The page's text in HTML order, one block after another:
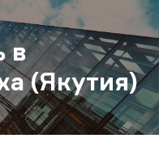
в
(Якутия)